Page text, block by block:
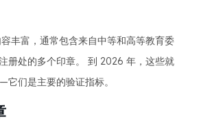
丰富，通常包含来自中等和高等教育委
册处的多个印章。 到 2026 年，这些就
们是主要的验证指标。